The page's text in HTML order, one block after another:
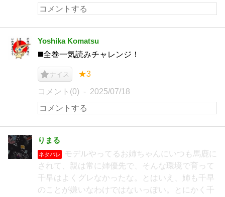
Yoshika Komatsu
◼️全巻一気読みチャレンジ！
ナイス ★3
コメント(0) 2025/07/18
りまる
ネタバレ
モデルやってるお姉ちゃんにいつも馬鹿に
されて、親は常に姉優先で、そんな環境で育って
千早はよくグレなかったな。とはいえ、姉も千早
のことが嫌いなわけではないっぽい。とにかく千